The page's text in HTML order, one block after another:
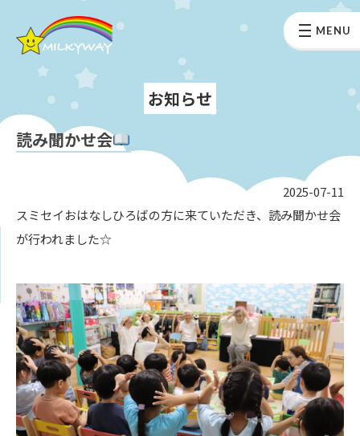
MENU
お知らせ
読み聞かせ会
2025-07-11
スミセイおはなしひろばの方に来ていただき、読み聞かせ会
が行われました☆